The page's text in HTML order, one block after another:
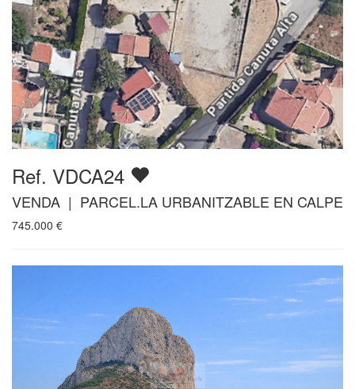
Ref. VDCA24
VENDA | PARCEL.LA URBANITZABLE EN CALPE
745.000 €